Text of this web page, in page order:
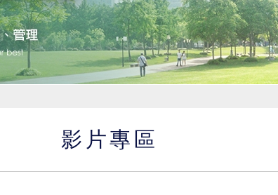
影片專區